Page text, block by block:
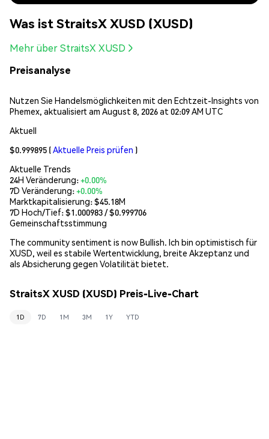
Was ist StraitsX XUSD (XUSD)
Mehr über StraitsX XUSD
Preisanalyse
Nutzen Sie Handelsmöglichkeiten mit den Echtzeit-Insights von
Phemex, aktualisiert am August 8, 2026 at 02:09 AM UTC
Aktuell
$0.999895 (Aktuelle Preis prüfen )
Aktuelle Trends
24H Veränderung:+0.00%
7D Veränderung:+0.00%
Marktkapitalisierung:$45.18M
7D Hoch/Tief: $1.000983/ $0.999706
Gemeinschaftsstimmung
The community sentiment is now Bullish. Ich bin optimistisch für
XUSD, weil es stabile Wertentwicklung, breite Akzeptanz und
als Absicherung gegen Volatilität bietet.
StraitsX XUSD (XUSD) Preis-Live-Chart
1D 7D 1M 3M 1Y YTD